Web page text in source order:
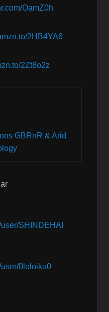
OamZ0h
2HB4YA6
2Zt8o2z
GBRnR & Arid
SHINDEHAI
0loloiku0